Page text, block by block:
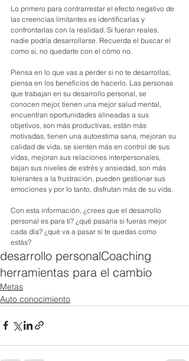
Lo primero para contrarrestar el efecto negativo de
las creencias limitantes es identificarlas y
confrontarlas con la realidad. Si fueran reales,
nadie podría desarrollarse. Recuerda el buscar el
como si, no quedarte con el cómo no.
Piensa en lo que vas a perder si no te desarrollas,
piensa en los beneficios de hacerlo. Las personas
que trabajan en su desarrollo personal, se
conocen mejor, tienen una mejor salud mental,
encuentran oportunidades alineadas a sus
objetivos, son más productivas, están más
motivadas, tienen una autoestima sana, mejoran su
calidad de vida, se sienten más en control de sus
vidas, mejoran sus relaciones interpersonales,
bajan sus niveles de estrés y ansiedad, son más
tolerantes a la frustración, pueden gestionar sus
emociones y por lo tanto, disfrutan más de su vida.
Con esta información, ¿crees que el desarrollo
personal es para ti? ¿qué pasaría si fueras mejor
cada día? ¿qué va a pasar si te quedas como
estás?
desarrollo personalCoaching
herramientas para el cambio
Metas
Auto conocimiento